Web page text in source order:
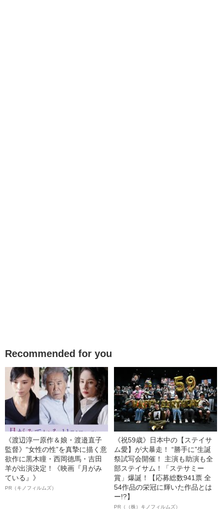
Recommended for you
《渡辺淳一原作＆娘・渡邉直子
監督》“女性の性”を真摯に描く意
欲作に黒木瞳・西岡德馬・吉田
羊が出演決定！《映画『月がみ
ている』》
PR（キノフィルムズ）
《祝59歳》日本中の【ステイサ
ム愛】が大暴走！ “勝手に”生誕
祭試写会開催！ 主演も助演も全
部ステイサム！「ステサミー
賞」爆誕！【応募総数941票 全
54作品の栄冠に輝いた作品とは
ー!?】
PR（（株）キノフィルムズ）